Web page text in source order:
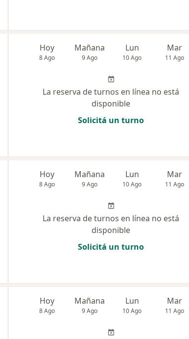
Hoy
8 Ago
Mañana
9 Ago
Lun
10 Ago
Mar
11 Ago
La reserva de turnos en línea no está
disponible
Solicitá un turno
Hoy
8 Ago
Mañana
9 Ago
Lun
10 Ago
Mar
11 Ago
La reserva de turnos en línea no está
disponible
Solicitá un turno
Hoy
8 Ago
Mañana
9 Ago
Lun
10 Ago
Mar
11 Ago